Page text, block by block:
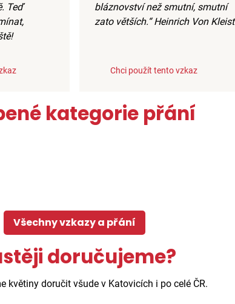
Teď
bláznovství než smutní, smutní
zato větších.“ Heinrich Von Kleist
Chci použít tento vzkaz
kategorie přání
Všechny vzkazy a přání
doručujeme?
květiny doručit všude v Katovicích i po celé ČR.